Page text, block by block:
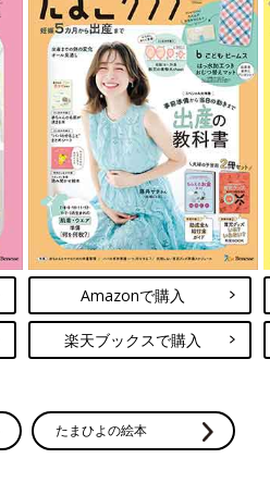
Amazonで購入
楽天ブックスで購入
たまひよの絵本